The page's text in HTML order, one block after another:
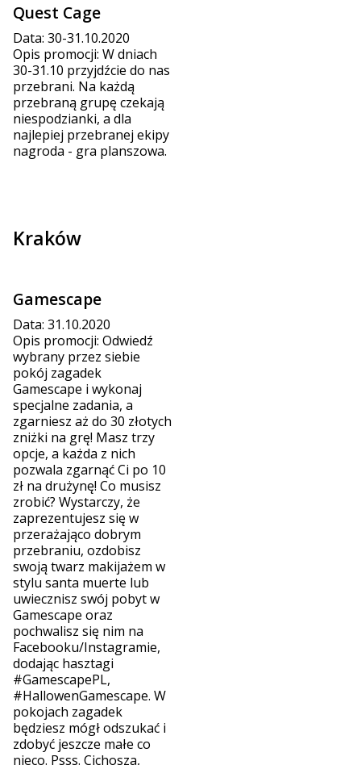
Quest Cage
Data: 30-31.10.2020
Opis promocji: W dniach
30-31.10 przyjdźcie do nas
przebrani. Na każdą
przebraną grupę czekają
niespodzianki, a dla
najlepiej przebranej ekipy
nagroda - gra planszowa.
Kraków
Gamescape
Data: 31.10.2020
Opis promocji: Odwiedź
wybrany przez siebie
pokój zagadek
Gamescape i wykonaj
specjalne zadania, a
zgarniesz aż do 30 złotych
zniżki na grę! Masz trzy
opcje, a każda z nich
pozwala zgarnąć Ci po 10
zł na drużynę! Co musisz
zrobić? Wystarczy, że
zaprezentujesz się w
przerażająco dobrym
przebraniu, ozdobisz
swoją twarz makijażem w
stylu santa muerte lub
uwiecznisz swój pobyt w
Gamescape oraz
pochwalisz się nim na
Facebooku/Instagramie,
dodając hasztagi
#GamescapePL,
#HallowenGamescape. W
pokojach zagadek
będziesz mógł odszukać i
zdobyć jeszcze małe co
nieco. Psss. Cichosza,